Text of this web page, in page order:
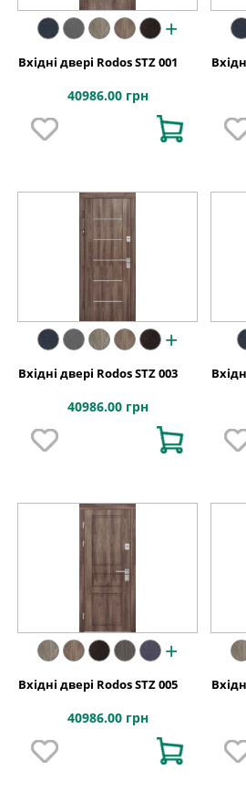
+
Вхідні двері Rodos STZ 001
40986.00 грн
+
Вхідні двері Rodos STZ 003
40986.00 грн
+
Вхідні двері Rodos STZ 005
40986.00 грн